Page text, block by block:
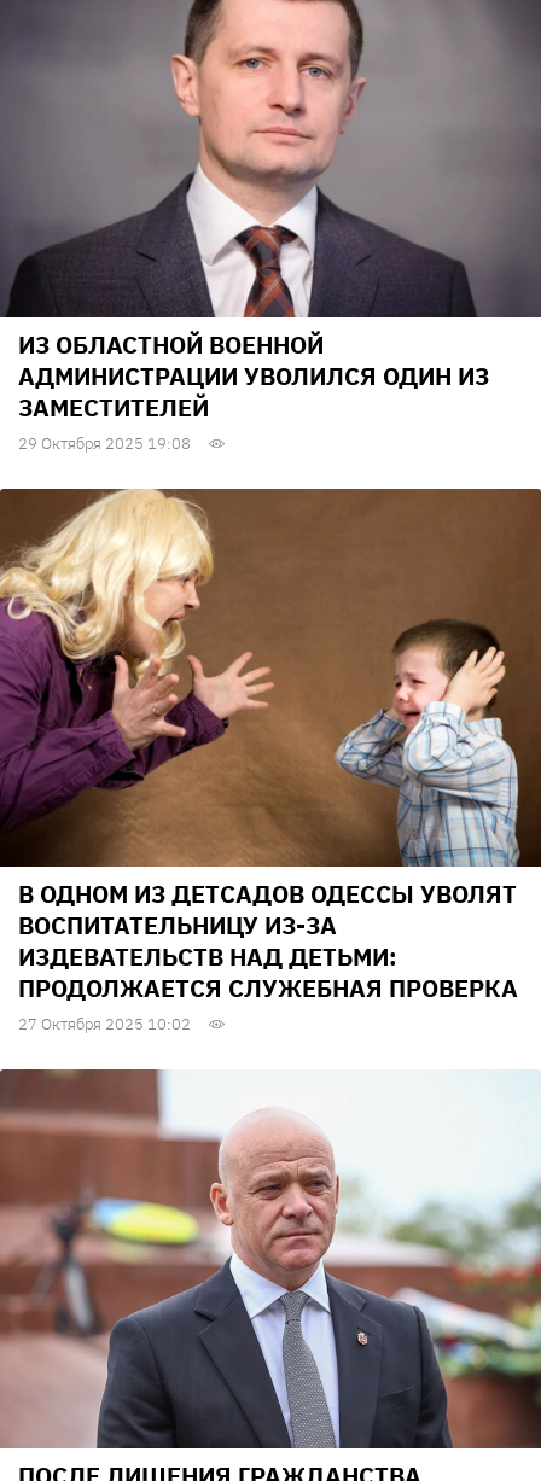
ИЗ ОБЛАСТНОЙ ВОЕННОЙ
АДМИНИСТРАЦИИ УВОЛИЛСЯ ОДИН ИЗ
ЗАМЕСТИТЕЛЕЙ
29 Октября 2025 19:08
В ОДНОМ ИЗ ДЕТСАДОВ ОДЕССЫ УВОЛЯТ
ВОСПИТАТЕЛЬНИЦУ ИЗ-ЗА
ИЗДЕВАТЕЛЬСТВ НАД ДЕТЬМИ:
ПРОДОЛЖАЕТСЯ СЛУЖЕБНАЯ ПРОВЕРКА
27 Октября 2025 10:02